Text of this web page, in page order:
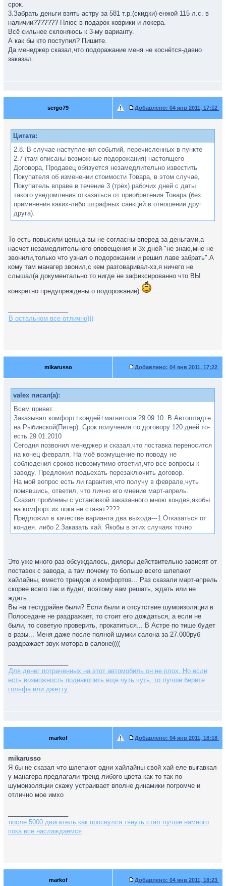
срок.
3.Забрать деньги взять астру за 581 т.р.(скидки)-енжой 115 л.с. в
наличии??????? Плюс в подарок коврики и локера.
Всё сильнее склоняюсь к 3-му варианту.
А как бы кто поступил? Пишите.
Да менеджер сказал,что подоражание меня не коснётся-давно
заказал.
sergo79 Добавлено: 04 янв 2011, 17:12
Цитата:
2.8. В случае наступления событий, перечисленных в пункте
2.7 (там описаны возможные подорожания) настоящего
Договора, Продавец обязуется незамедлительно известить
Покупателя об изменении стоимости Товара, в этом случае,
Покупатель вправе в течение 3 (трёх) рабочих дней с даты
такого уведомления отказаться от приобретения Товара (без
применения каких-либо штрафных санкций в отношении друг
друга).
То есть повысили цены,а вы не согласны-вперед за деньгами,а
насчет незамедлительного оповещения и 3х дней-"не знаю,мне не
звонили,только что узнал о подорожании и решил лаве забрать".А
кому там манагер звонил,с кем разговаривал-хз,я ничего не
слышал(а документально то нигде не зафиксированно что ВЫ
конкретно предупреждены о подорожании)
.
В остальном все отлично)))
mikarusso Добавлено: 04 янв 2011, 17:22
valex писал(а):
Всем привет.
Заказывал комфорт+кондей+магнитола 29.09.10. В Автоштадте
на Рыбинской(Питер). Срок получения по договору 120 дней то-
есть 29.01.2010
Сегодня позвонил менеджер и сказал,что поставка переносится
на конец февраля. На моё возмущение по поводу не
соблюдения сроков невозмутимо ответил,что все вопросы к
заводу. Предложил подьехать перезаключить договор.
На мой вопрос есть ли гарантия,что получу в феврале,чуть
помявшись, ответил, что лично его мнение март-апрель.
Сказал проблемы с установкой заказанного мною кондея,якобы
на комфорт их пока не ставят????
Предложил в качестве варианта два выхода---1.Отказаться от
кондея. либо 2.Заказать хай. Якобы в этих случаях точно
получу машину в феврале.
Для себя рассматриваю 3 варианта.
1. Забить и ждать как заказал-глядишь,поняв что не развести и
поставят в срок.
2. Плюнуть и соглашаться на хай,зато больше уверенности,что
в срок.
3.Забрать деньги взять астру за 581 т.р.(скидки)-енжой 115 л.с.
в наличии??????? Плюс в подарок коврики и локера.
Всё сильнее склоняюсь к 3-му варианту.
А как бы кто поступил? Пишите.
Да менеджер сказал,что подоражание меня не коснётся-давно
Это уже много раз обсуждалось, дилеры действительно зависят от
поставок с завода, а там почему то больше всего шлепают
хайлайны, вместо трендов и комфортов... Раз сказали март-апрель
скорее всего так и будет, поэтому вам решать, ждать или не
ждать...
Вы на тестдрайве были? Если были и отсутствие шумоизоляции в
Полоседане не раздражает, то стоит его дождаться, а если не
были, то советую проверить, прокатиться... В Астре по тише будет
в разы... Меня даже после полной шумки салона за 27.000руб
раздражает звук мотора в салоне((((
Для денег потраченных на этот автомобиль он не плох. Но если
есть возможность поднакопить еще чуть чуть, то лучше берите
гольфа или джетту.
markof Добавлено: 04 янв 2011, 18:18
mikarusso
Я бы не сказал что шлепают одни хайлайны свой хай еле выгавкал
у манагера предлагали тренд либого цвета как то так по
шумоизоляции скажу устраивает вполне динамики погромче и
отлично мое имхо
после 5000 двигатель как проснулся тянуть стал лучше намного
пока все наслаждаемся
markof Добавлено: 04 янв 2011, 18:23